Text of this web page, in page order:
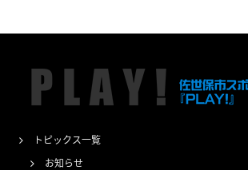
トピックス一覧
お知らせ